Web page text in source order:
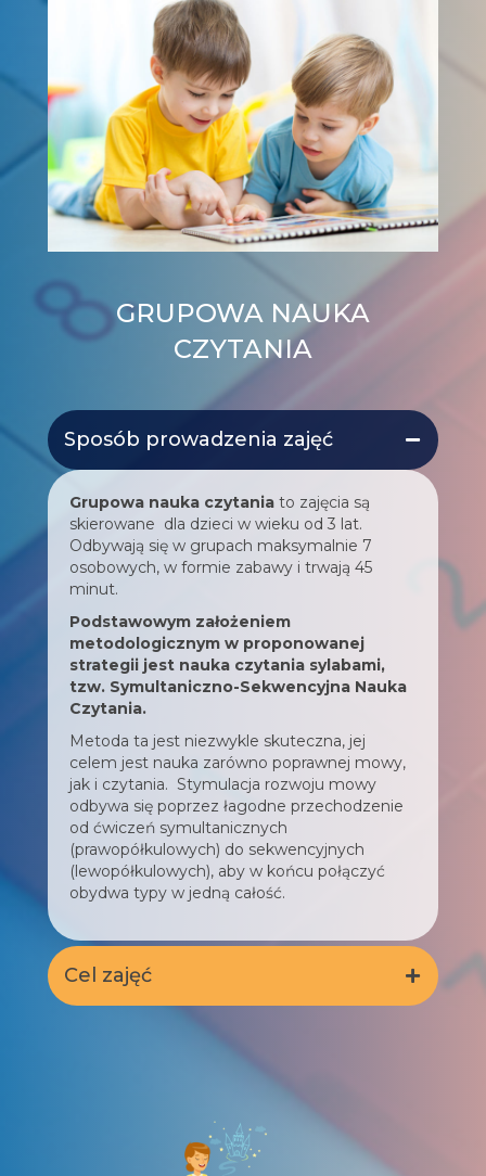
GRUPOWA NAUKA
CZYTANIA
Sposób prowadzenia zajęć
Grupowa nauka czytania to zajęcia są
skierowane dla dzieci w wieku od 3 lat.
Odbywają się w grupach maksymalnie 7
osobowych, w formie zabawy i trwają 45
minut.
Podstawowym założeniem
metodologicznym w proponowanej
strategii jest nauka czytania sylabami,
tzw. Symultaniczno-Sekwencyjna Nauka
Czytania.
Metoda ta jest niezwykle skuteczna, jej
celem jest nauka zarówno poprawnej mowy,
jak i czytania. Stymulacja rozwoju mowy
odbywa się poprzez łagodne przechodzenie
od ćwiczeń symultanicznych
(prawopółkulowych) do sekwencyjnych
(lewopółkulowych), aby w końcu połączyć
obydwa typy w jedną całość.
Cel zajęć